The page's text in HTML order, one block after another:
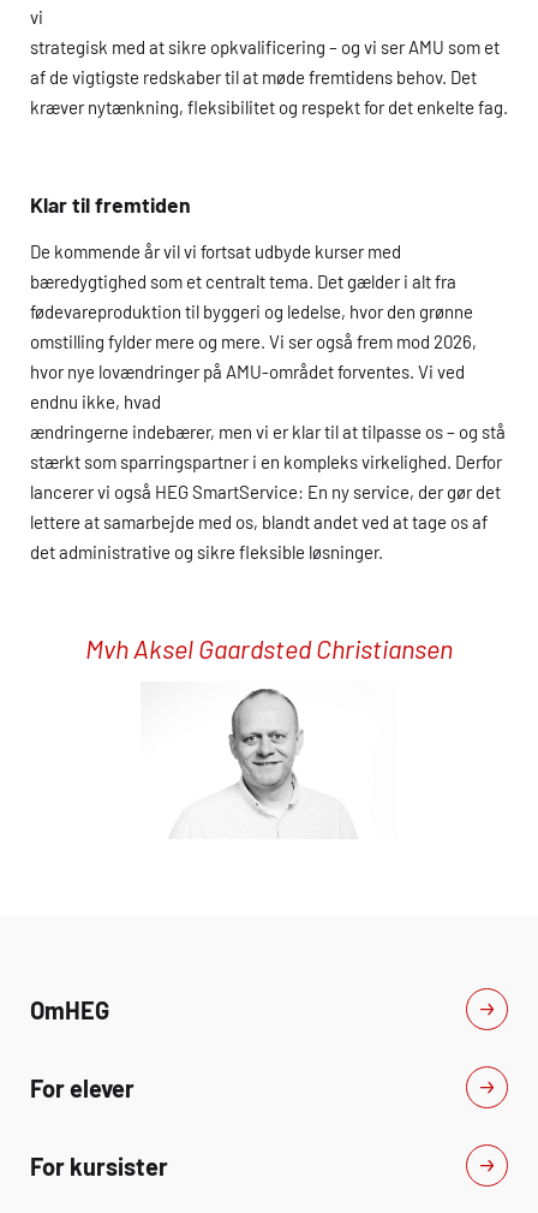
vi
strategisk med at sikre opkvalificering – og vi serAMU som et
af de vigtigste redskaber til at møde fremtidens behov. Det
kræver nytænkning, fleksibilitet og respekt for det enkelte fag.
Klar til fremtiden
De kommende år vil vi fortsat udbyde kurser med
bæredygtighed som et centralt tema. Det gælder i alt fra
fødevareproduktion til byggeri og ledelse, hvor den grønne
omstilling fylder mere og mere. Vi ser også frem mod 2026,
hvor nye lovændringer på AMU-området forventes. Vi ved
endnu ikke, hvad
ændringerne indebærer, men vi er klar til at tilpasse os – og stå
stærkt som sparringspartner i en kompleks virkelighed. Derfor
lancerer vi også HEGSmartService: En ny service, der gør det
lettere at samarbejde med os, blandt andet ved at tage os af
det administrative og sikre fleksible løsninger.
Mvh Aksel Gaardsted Christiansen
OmHEG
For elever
For kursister